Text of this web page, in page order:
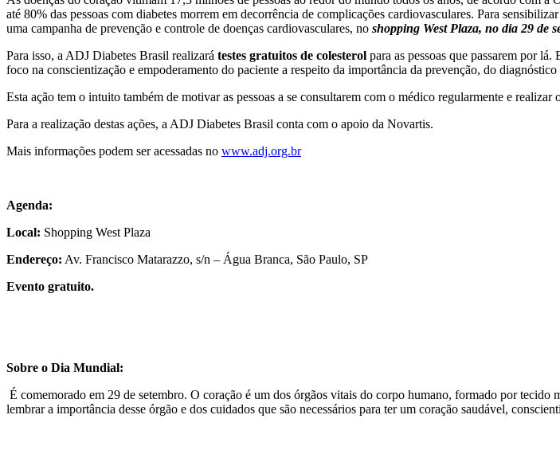
até 80% das pessoas com diabetes morrem em decorrência de complicações cardiovasculares. Para
uma campanha de prevenção e controle de doenças cardiovasculares, no shopping West Plaza, no dia 29 de
Para isso, a ADJ Diabetes Brasil realizará testes gratuitos de colesterol para as pessoas que passarem por
foco na conscientização e empoderamento do paciente a respeito da importância da prevenção, do
Esta ação tem o intuito também de motivar as pessoas a se consultarem com o médico regularmente e
Para a realização destas ações, a ADJ Diabetes Brasil conta com o apoio da Novartis.
Mais informações podem ser acessadas no www.adj.org.br
Agenda:
Local: Shopping West Plaza
Endereço: Av. Francisco Matarazzo, s/n – Água Branca, São Paulo, SP
Evento gratuito.
Sobre o Dia Mundial:
É comemorado em 29 de setembro. O coração é um dos órgãos vitais do corpo humano, formado por
lembrar a importância desse órgão e dos cuidados que são necessários para ter um coração saudável,